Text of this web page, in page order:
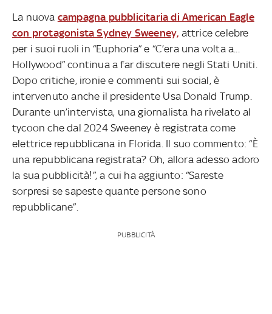
La nuova campagna pubblicitaria di American Eagle
con protagonista Sydney Sweeney, attrice celebre
per i suoi ruoli in “Euphoria” e “C’era una volta a...
Hollywood” continua a far discutere negli Stati Uniti.
Dopo critiche, ironie e commenti sui social, è
intervenuto anche il presidente Usa Donald Trump.
Durante un’intervista, una giornalista ha rivelato al
tycoon che dal 2024 Sweeney è registrata come
elettrice repubblicana in Florida. Il suo commento: “È
una repubblicana registrata? Oh, allora adesso adoro
la sua pubblicità!”, a cui ha aggiunto: “Sareste
sorpresi se sapeste quante persone sono
repubblicane”.
PUBBLICITÀ